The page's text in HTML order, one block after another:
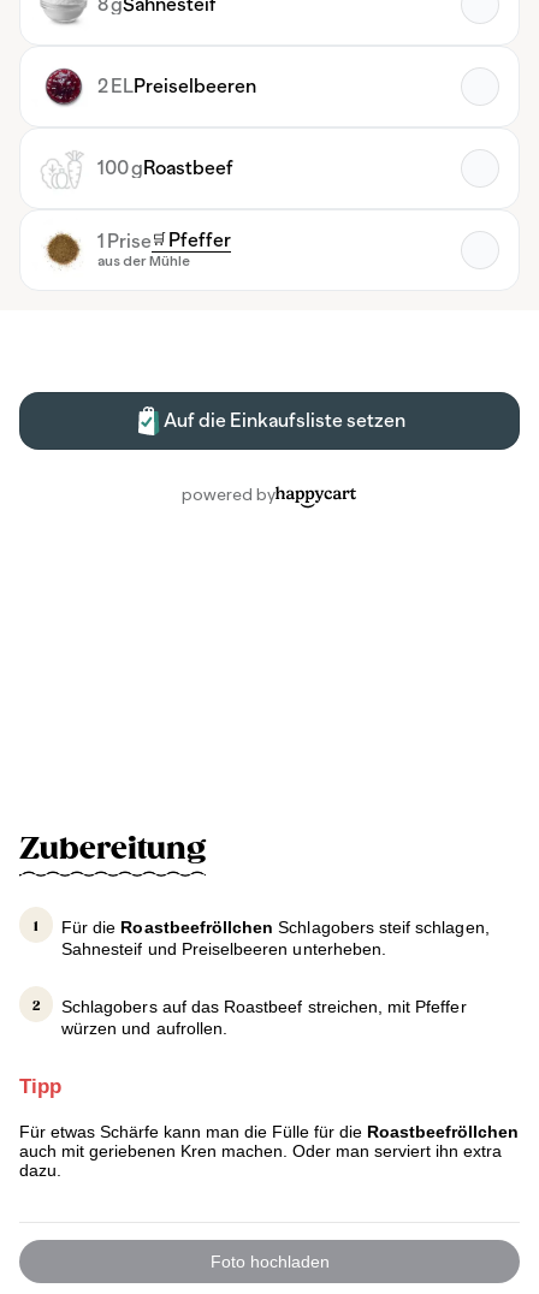
Zubereitung
Für die Roastbeefröllchen Schlagobers steif schlagen,
Sahnesteif und Preiselbeeren unterheben.
Schlagobers auf das Roastbeef streichen, mit Pfeffer
würzen und aufrollen.
Tipp
Für etwas Schärfe kann man die Fülle für die Roastbeefröllchen
auch mit geriebenen Kren machen. Oder man serviert ihn extra
dazu.
Foto hochladen